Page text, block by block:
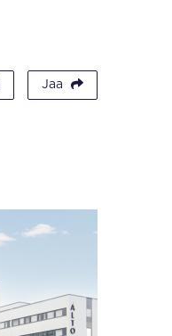
Jaa